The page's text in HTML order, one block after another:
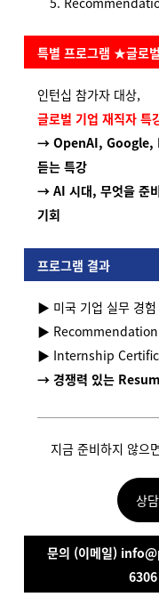
특별 프로그램 ★글로
인턴십 참가자 대상,
글로벌 기업 재직자 특
→ OpenAI, Google,
듣는 특강
→ AI 시대, 무엇을 준
기회
프로그램 결과
▶ 미국 기업 실무 경험
▶
▶ Internship
→ 경쟁력 있는
지금 준비하지 않으
상
문의 (이메일)